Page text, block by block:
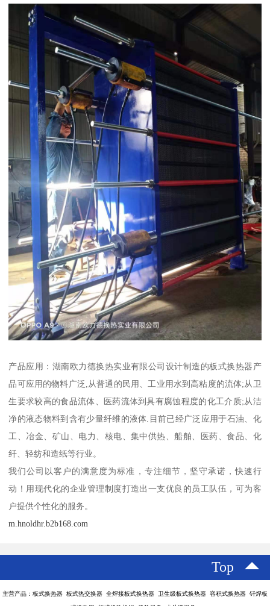
产品应用：湖南欧力德换热实业有限公司设计制造的板式换热器产
品可应用的物料广泛,从普通的民用、工业用水到高粘度的流体;从卫
生要求较高的食品流体、医药流体到具有腐蚀程度的化工介质;从洁
净的液态物料到含有少量纤维的液体.目前已经广泛应用于石油、化
工、冶金、矿山、电力、核电、集中供热、船舶、医药、食品、化
纤、轻纺和造纸等行业。
我们公司以客户的满意度为标准，专注细节，坚守承诺，快速行
动！用现代化的企业管理制度打造出一支优良的员工队伍，可为客
户提供个性化的服务。
m.hnoldhr.b2b168.com
Top
主营产品：板式换热器 板式热交换器 全焊接板式换热器 卫生级板式换热器 容积式换热器 钎焊板